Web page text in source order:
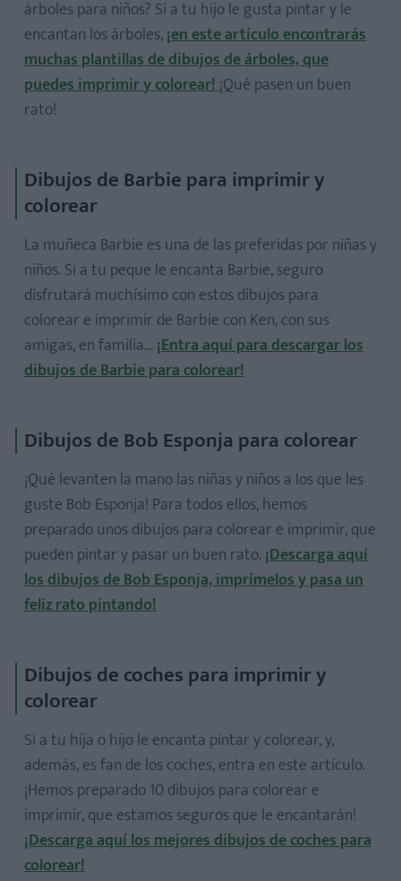
árboles para niños? Si a tu hijo le gusta pintar y le
encantan los árboles,¡en este artículo encontrarás
muchas plantillas de dibujos de árboles, que
puedes imprimir y colorear!¡Qué pasen un buen
rato!
Dibujos de Barbie para imprimir y
colorear
La muñeca Barbie es una de las preferidas por niñas y
niños. Si a tu peque le encanta Barbie, seguro
disfrutará muchísimo con estos dibujos para
colorear e imprimir de Barbie con Ken, con sus
amigas, en familia… ¡Entra aquí para descargar los
dibujos de Barbie para colorear!
Dibujos de Bob Esponja para colorear
¡Qué levanten la mano las niñas y niños a los que les
guste Bob Esponja! Para todos ellos, hemos
preparado unos dibujos para colorear e imprimir, que
pueden pintar y pasar un buen rato. ¡Descarga aquí
los dibujos de Bob Esponja, imprímelos y pasa un
feliz rato pintando!
Dibujos de coches para imprimir y
colorear
Si a tu hija o hijo le encanta pintar y colorear, y,
además, es fan de los coches, entra en este artículo.
¡Hemos preparado 10 dibujos para colorear e
imprimir, que estamos seguros que le encantarán!
¡Descarga aquí los mejores dibujos de coches para
colorear!